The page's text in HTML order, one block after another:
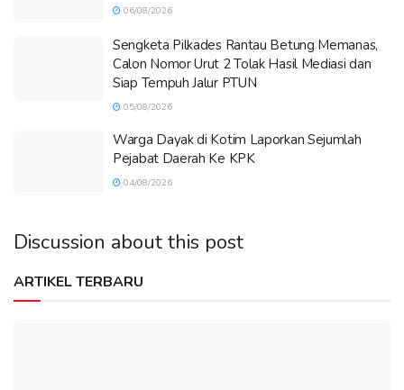
06/08/2026
Sengketa Pilkades Rantau Betung Memanas,
Calon Nomor Urut 2 Tolak Hasil Mediasi dan
Siap Tempuh Jalur PTUN
05/08/2026
Warga Dayak di Kotim Laporkan Sejumlah
Pejabat Daerah Ke KPK
04/08/2026
Discussion about this post
ARTIKEL TERBARU